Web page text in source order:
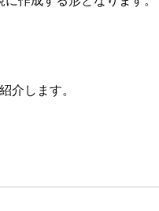
します。